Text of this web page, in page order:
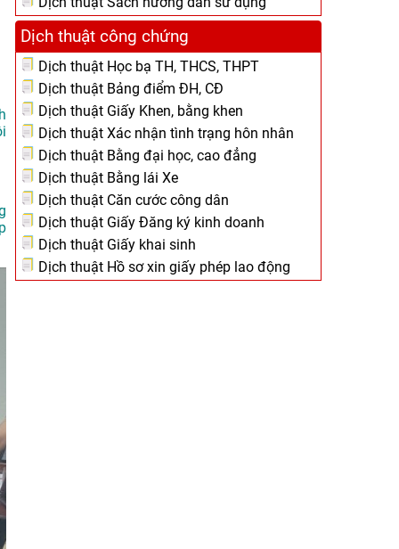
Dịch thuật công chứng
Dịch thuật Học bạ TH, THCS, THPT
Dịch thuật Bảng điểm ĐH, CĐ
Dịch thuật Giấy Khen, bằng khen
Dịch thuật Xác nhận tình trạng hôn nhân
Dịch thuật Bằng đại học, cao đẳng
Dịch thuật Bằng lái Xe
Dịch thuật Căn cước công dân
Dịch thuật Giấy Đăng ký kinh doanh
Dịch thuật Giấy khai sinh
Dịch thuật Hồ sơ xin giấy phép lao động